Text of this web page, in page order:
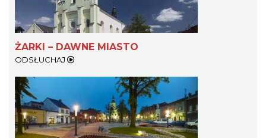
ŻARKI – DAWNE MIASTO
ODSŁUCHAJ